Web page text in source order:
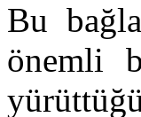
Bu
önemli